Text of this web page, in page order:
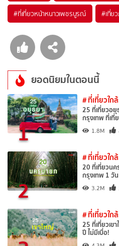
#ที่เที่ยวหน้าหนาวเพชรบูรณ์ #เที่ย
ยอดนิยมในตอนนี้
1
# ที่เที่ยวใก
25 ที่เที่ยวอยุ
กรุงเทพ ที่เที่
1.8M
2
# ที่เที่ยวใก
20 ที่เที่ยวนค
กรุงเทพ 1 วัน
3.2M
# ที่เที่ยวใก
25 ที่เที่ยวเข
ปี ไม่มีเบื่อ!